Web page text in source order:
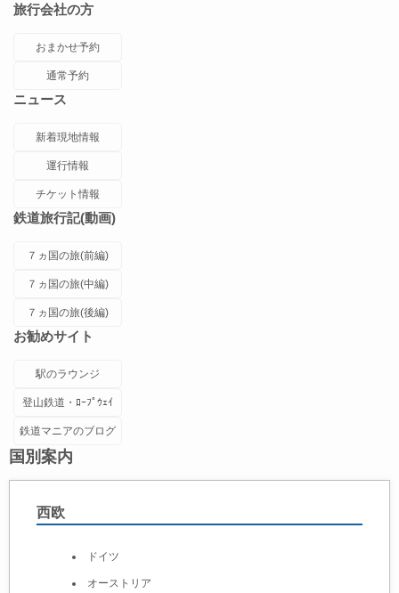
旅行会社の方
おまかせ予約
通常予約
ニュース
新着現地情報
運行情報
チケット情報
鉄道旅行記(動画)
７ヵ国の旅(前編)
７ヵ国の旅(中編)
７ヵ国の旅(後編)
お勧めサイト
駅のラウンジ
登山鉄道・ﾛｰﾌﾟｳｪｲ
鉄道マニアのブログ
国別案内
西欧
ドイツ
オーストリア